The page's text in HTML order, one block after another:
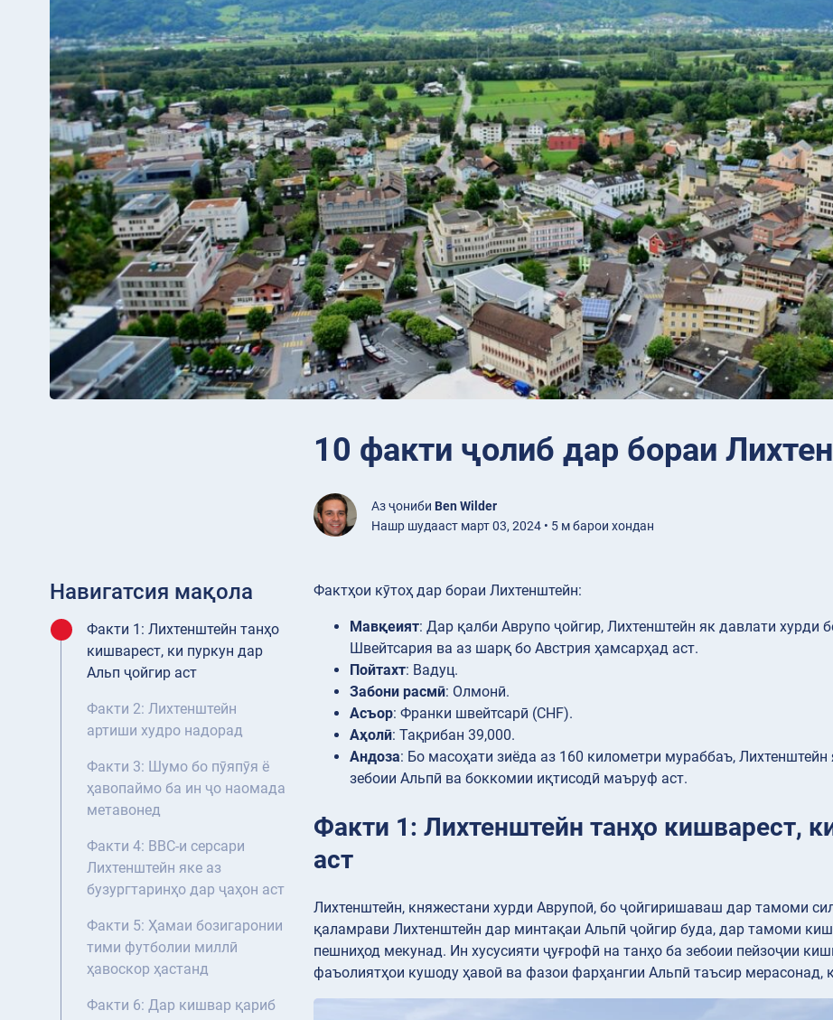
10 факти ҷолиб дар бораи
Аз ҷониби Ben Wilder
Нашр шудааст март 03, 2024 • 5 м барои хондан
Навигатсия мақола
Факти 1: Лихтенштейн танҳо
кишварест, ки пуркун дар
Альп ҷойгир аст
Факти 2: Лихтенштейн
артиши худро надорад
Факти 3: Шумо бо пӯяпӯя ё
ҳавопаймо ба ин ҷо наомада
метавонед
Факти 4: ВВС-и серсари
Лихтенштейн яке аз
бузургтаринҳо дар ҷаҳон аст
Факти 5: Ҳамаи бозигаронии
тими футболии миллӣ
ҳавоскор ҳастанд
Факти 6: Дар кишвар қариб
Фактҳои кӯтоҳ дар бораи Лихтенштейн:
Мавқеият: Дар қалби Аврупо ҷойгир, Лихтенштейн як давлати хурди
Швейтсария ва аз шарқ бо Австрия ҳамсарҳад аст.
Пойтахт: Вадуц.
Забони расмӣ: Олмонӣ.
Асъор: Франки швейтсарӣ (CHF).
Аҳолӣ: Тақрибан 39,000.
Андоза: Бо масоҳати зиёда аз 160 километри мураббаъ,
зебоии Альпӣ ва боккомии иқтисодӣ маъруф аст.
Факти 1: Лихтенштейн танҳо кишварест,
аст
Лихтенштейн, княжестани хурди Аврупоӣ, бо ҷойгиришаваш дар тамоми
қаламрави Лихтенштейн дар минтақаи Альпӣ ҷойгир буда, дар тамоми
пешниҳод мекунад. Ин хусусияти ҷуғрофӣ на танҳо ба зебоии пейзоҷии
фаъолиятҳои кушоду ҳавоӣ ва фазои фарҳангии Альпӣ таъсир мерасонад,